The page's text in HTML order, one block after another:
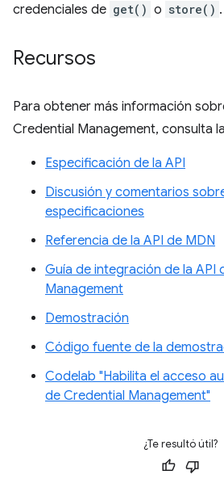
credenciales de get() o store() .
Recursos
Para obtener más información
Credential Management, consulta la
Especificación de la API
Discusión y comentarios
especificaciones
Referencia de la API de MDN
Guía de integración de la API
Management
Demostración
Código fuente de la
Codelab "Habilita el acceso
de Credential Management"
¿Te resultó útil?